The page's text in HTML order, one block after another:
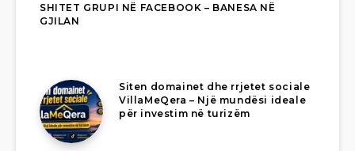
SHITET GRUPI NË FACEBOOK – BANESA NË
GJILAN
Siten domainet dhe rrjetet sociale
VillaMeQera – Një mundësi ideale
për investim në turizëm